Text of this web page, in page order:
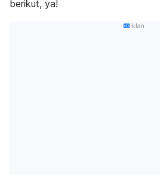
berikut, ya!
Iklan